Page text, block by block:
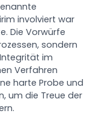
involviert war
Die Vorwürfe
sondern
im
Verfahren
harte Probe und
um die Treue der